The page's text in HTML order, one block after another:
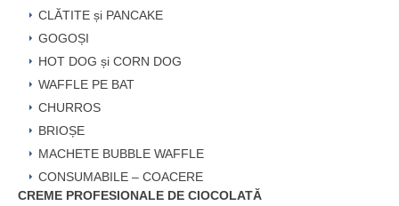
CLĂTITE și PANCAKE
GOGOȘI
HOT DOG și CORN DOG
WAFFLE PE BAT
CHURROS
BRIOȘE
MACHETE BUBBLE WAFFLE
CONSUMABILE – COACERE
CREME PROFESIONALE DE CIOCOLATĂ